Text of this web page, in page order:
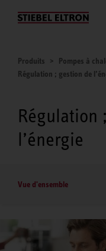
Entreprise
Produits
Pompes à
Régulation ; gestion de
Régulation
l’énergie
Vue d'ensemble